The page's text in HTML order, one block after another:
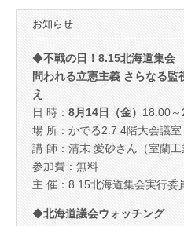
お知らせ
◆不戦の日！8.15北海道集会
問われる立憲主義 さらなる監
え
日 時： 8月14日（金） 18:00
場 所：かでる2.7 4階大会議室
講 師：清末 愛砂さん（室蘭工
参加費：無料
主 催：8.15北海道集会実行委
◆北海道議会ウォッチング